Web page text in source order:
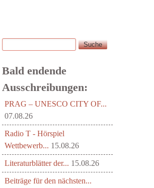
Suchformular
Suche
Bald endende
Ausschreibungen:
PRAG – UNESCO CITY OF...
07.08.26
Radio T - Hörspiel
Wettbewerb... 15.08.26
Literaturblätter der... 15.08.26
Beiträge für den nächsten...